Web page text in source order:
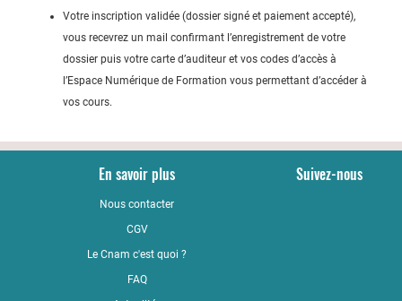
Votre inscription validée (dossier signé et paiement accepté),
vous recevrez un mail confirmant l’enregistrement de votre
dossier puis votre carte d’auditeur et vos codes d’accès à
l’Espace Numérique de Formation vous permettant d’accéder à
vos cours.
En savoir plus
Nous contacter
CGV
Le Cnam c'est quoi ?
FAQ
Suivez-nous